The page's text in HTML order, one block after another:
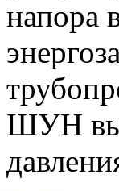
напора
ШУН